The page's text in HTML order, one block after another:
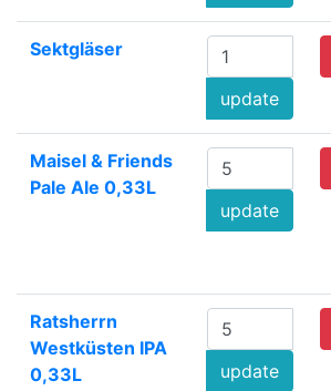
Sektgläser
update
Maisel & Friends
Pale Ale 0,33L
update
Ratsherrn
Westküsten IPA
0,33L
update